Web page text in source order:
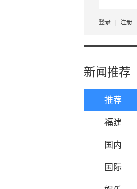
登录 注册
新闻推荐
推荐
福建
国内
国际